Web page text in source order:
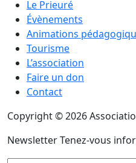
Le Prieuré
Évènements
Animations
Tourisme
L’association
Faire un don
Contact
Copyright © 2026
NewsletterTenez-vous